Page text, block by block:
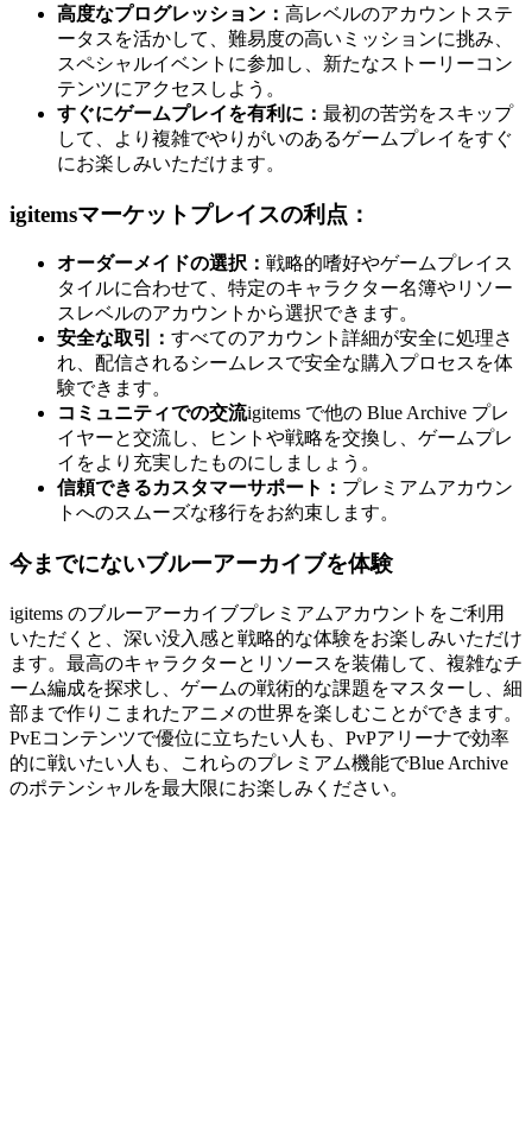
高度なプログレッション： 高レベルのアカウントステ
ータスを活かして、難易度の高いミッションに挑み、
スペシャルイベントに参加し、新たなストーリーコン
テンツにアクセスしよう。
すぐにゲームプレイを有利に： 最初の苦労をスキップ
して、より複雑でやりがいのあるゲームプレイをすぐ
にお楽しみいただけます。
igitemsマーケットプレイスの利点：
オーダーメイドの選択： 戦略的嗜好やゲームプレイス
タイルに合わせて、特定のキャラクター名簿やリソー
スレベルのアカウントから選択できます。
安全な取引： すべてのアカウント詳細が安全に処理さ
れ、配信されるシームレスで安全な購入プロセスを体
験できます。
コミュニティでの交流igitems で他の Blue Archive プレ
イヤーと交流し、ヒントや戦略を交換し、ゲームプレ
イをより充実したものにしましょう。
信頼できるカスタマーサポート： プレミアムアカウン
トへのスムーズな移行をお約束します。
今までにないブルーアーカイブを体験
igitems のブルーアーカイブプレミアムアカウントをご利用
いただくと、深い没入感と戦略的な体験をお楽しみいただけ
ます。最高のキャラクターとリソースを装備して、複雑なチ
ーム編成を探求し、ゲームの戦術的な課題をマスターし、細
部まで作りこまれたアニメの世界を楽しむことができます。
PvEコンテンツで優位に立ちたい人も、PvPアリーナで効率
的に戦いたい人も、これらのプレミアム機能でBlue Archive
のポテンシャルを最大限にお楽しみください。